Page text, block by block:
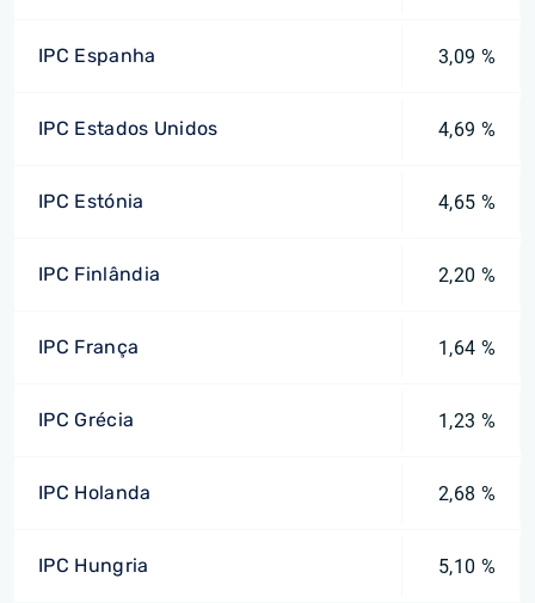
IPC Espanha 3,09 %
IPC Estados Unidos 4,69 %
IPC Estónia 4,65 %
IPC Finlândia 2,20 %
IPC França 1,64 %
IPC Grécia 1,23 %
IPC Holanda 2,68 %
IPC Hungria 5,10 %